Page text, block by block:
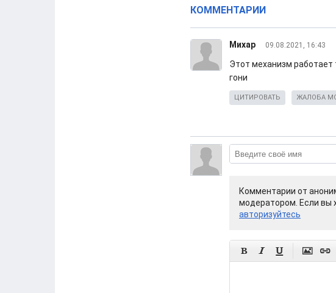
КОММЕНТАРИИ
Михар 09.08.2021, 16:43
Этот механизм работает
гони
ЦИТИРОВАТЬ ЖАЛОБА
Комментарии от
модератором. Если вы
авторизуйтесь
    